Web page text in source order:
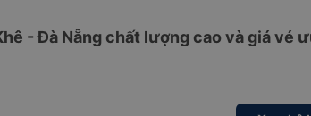
- Đà Nẵng chất lượng cao và giá vé